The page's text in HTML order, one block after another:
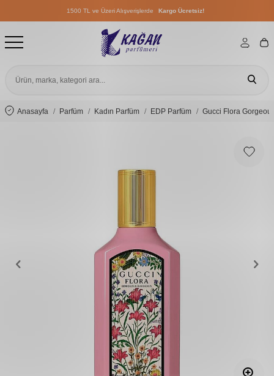
1500 TL ve Üzeri Alışverişlerde Kargo Ücretsiz!
1500 TL ve Üzeri Alışverişlerde
1500 TL ve Üzeri Alışverişlerde
Anasayfa Parfüm Kadın Parfüm EDP Parfüm Gucci Flora